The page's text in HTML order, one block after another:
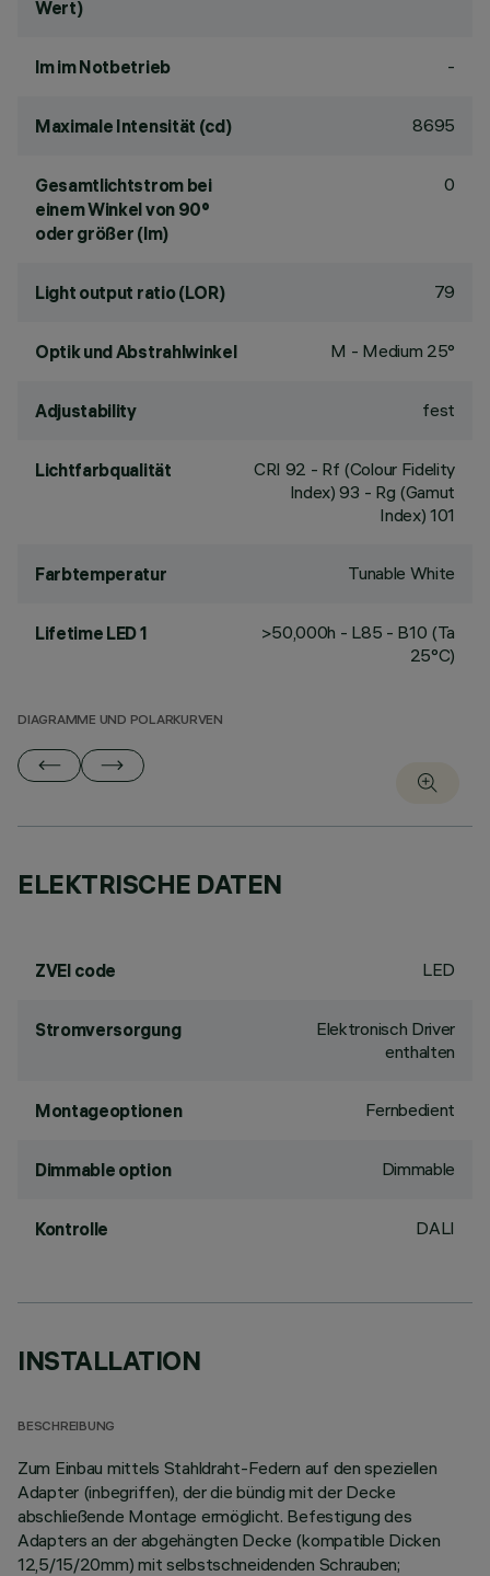
Wert)
lm im Notbetrieb -
Maximale Intensität (cd) 8695
Gesamtlichtstrom bei
einem Winkel von 90°
oder größer (lm)
0
Light output ratio (LOR) 79
Optik und Abstrahlwinkel M - Medium 25°
Adjustability fest
Lichtfarbqualität CRI 92 - Rf (Colour Fidelity
Index) 93 - Rg (Gamut
Index) 101
Farbtemperatur Tunable White
Lifetime LED 1
>50,000h - L85 - B10 (Ta
25°C)
DIAGRAMME UND POLARKURVEN
ELEKTRISCHE DATEN
ZVEI code LED
Stromversorgung
Elektronisch Driver
enthalten
Montageoptionen Fernbedient
Dimmable option Dimmable
Kontrolle DALI
INSTALLATION
BESCHREIBUNG
Zum Einbau mittels Stahldraht-Federn auf den speziellen
Adapter (inbegriffen), der die bündig mit der Decke
abschließende Montage ermöglicht. Befestigung des
Adapters an der abgehängten Decke (kompatible Dicken
12,5/15/20mm) mit selbstschneidenden Schrauben;